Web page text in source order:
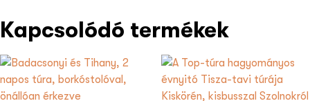
Kapcsolódó termékek